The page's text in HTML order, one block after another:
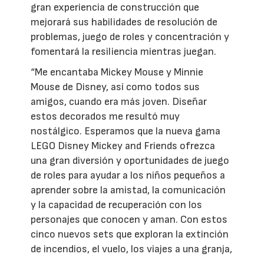
gran experiencia de construcción que
mejorará sus habilidades de resolución de
problemas, juego de roles y concentración y
fomentará la resiliencia mientras juegan.
“Me encantaba Mickey Mouse y Minnie
Mouse de Disney, así como todos sus
amigos, cuando era más joven. Diseñar
estos decorados me resultó muy
nostálgico. Esperamos que la nueva gama
LEGO Disney Mickey and Friends ofrezca
una gran diversión y oportunidades de juego
de roles para ayudar a los niños pequeños a
aprender sobre la amistad, la comunicación
y la capacidad de recuperación con los
personajes que conocen y aman. Con estos
cinco nuevos sets que exploran la extinción
de incendios, el vuelo, los viajes a una granja,